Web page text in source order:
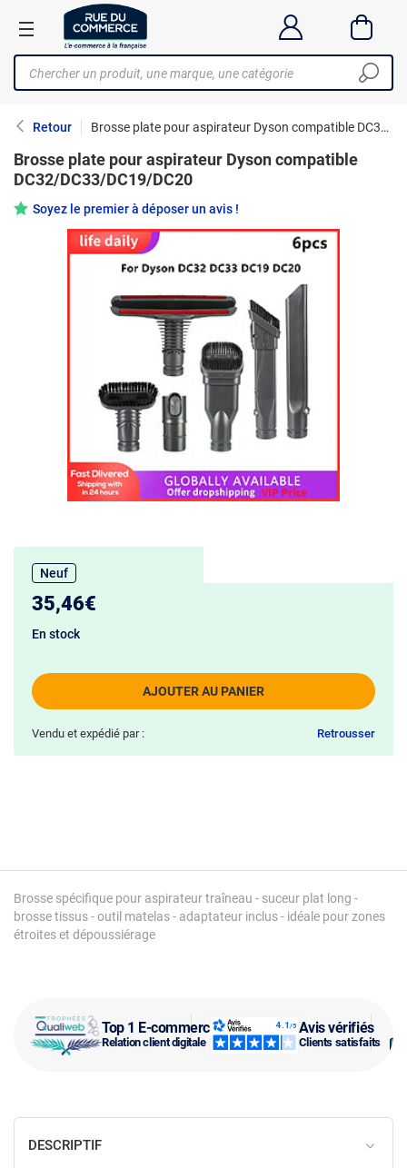
Retour Brosse plate pour aspirateur Dyson compatible DC32/DC33/DC19/DC20
Top 1 E-commerce
Relation client digitale
Avis vérifiés
Clients satisfaits
Brosse plate pour aspirateur Dyson compatible
DC32/DC33/DC19/DC20
Soyez le premier à déposer un avis !
Brosse spécifique pour aspirateur traîneau - suceur plat long -
brosse tissus - outil matelas - adaptateur inclus - idéale pour zones
étroites et dépoussiérage
Neuf
35,46€
AJOUTER AU PANIER
En stock
Vendu et expédié par : Retrousser
DESCRIPTIF